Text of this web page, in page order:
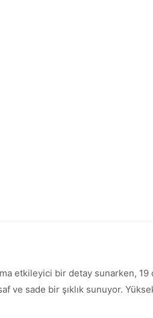
etkileyici bir detay sunarken,
ve sade bir şıklık sunuyor.